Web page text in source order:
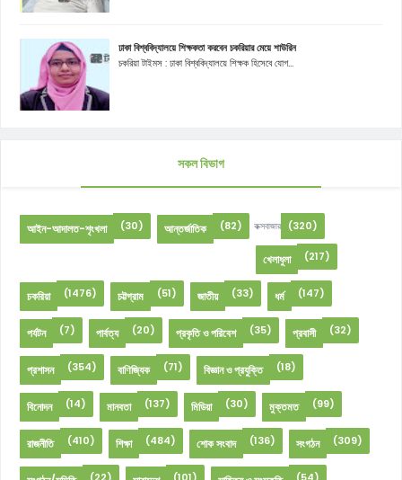
ঢাকা বিশ্ববিদ্যালয়ে শিক্ষকতা করবেন চকরিয়ার মেয়ে শাউরিন
চকরিয়া টাইমস : ঢাকা বিশ্ববিদ্যালয়ে শিক্ষক হিসেবে যোগ...
সকল বিভাগ
আইন-আদালত-শৃংখলা (30) আন্তর্জাতিক (82) কক্সবাজার (320)
খেলাধুলা (217)
চকরিয়া (1476) চট্টগ্রাম (51) জাতীয় (33) ধর্ম (147)
পর্যটন (7) পার্বত্য (20) প্রকৃতি ও পরিবেশ (35) প্রবাসী (32)
প্রশাসন (354) বাণিজ্যিক (71) বিজ্ঞান ও প্রযুক্তি (18)
বিনোদন (14) মানবতা (137) মিডিয়া (30) মুক্তমত (99)
রাজনীতি (410) শিক্ষা (484) শোক সংবাদ (136) সংগঠন (309)
(22) (101) (54)